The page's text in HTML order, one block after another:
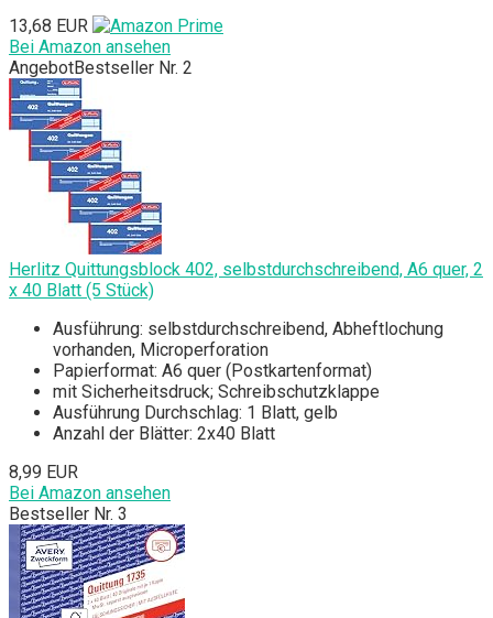
13,68 EUR
Bei Amazon ansehen
AngebotBestseller Nr. 2
Herlitz Quittungsblock 402, selbstdurchschreibend, A6 quer, 2
x 40 Blatt (5 Stück)
Ausführung: selbstdurchschreibend, Abheftlochung
vorhanden, Microperforation
Papierformat: A6 quer (Postkartenformat)
mit Sicherheitsdruck; Schreibschutzklappe
Ausführung Durchschlag: 1 Blatt, gelb
Anzahl der Blätter: 2x40 Blatt
8,99 EUR
Bei Amazon ansehen
Bestseller Nr. 3